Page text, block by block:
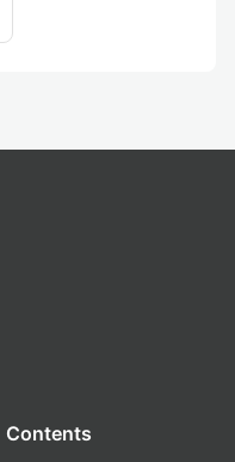
Contents